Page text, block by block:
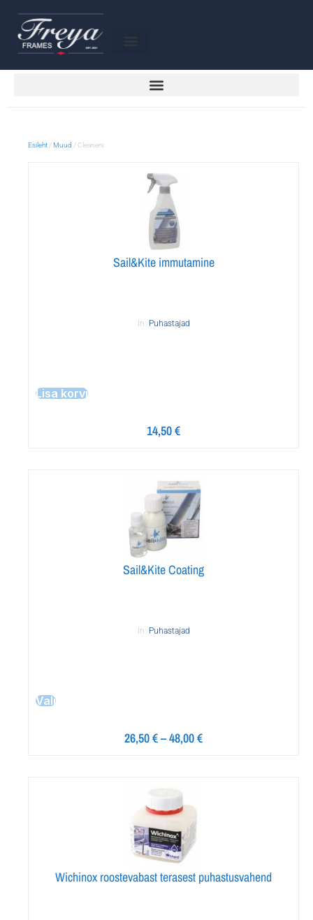
Esileht / Muud / Cleaners
Sail&Kite immutamine
In: Puhastajad
Lisa korvi
14,50€
Sail&Kite Coating
In: Puhastajad
Vali
26,50€–48,00€
Wichinox roostevabast terasest puhastusvahend